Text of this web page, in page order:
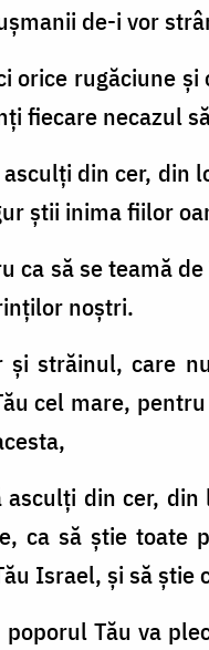
de-i vor
orice rugăciune
fiecare necazul
asculţi din cer, din
ştii inima fiilor
ca să se teamă
noştri.
şi străinul, care
cel mare,
asculţi din cer,
ca să ştie toate
Israel, şi să ştie
poporul Tău va